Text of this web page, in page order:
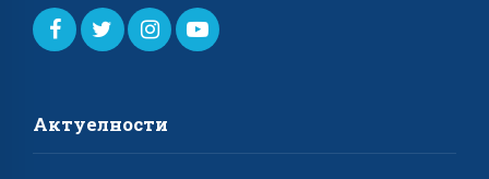
Актуелности